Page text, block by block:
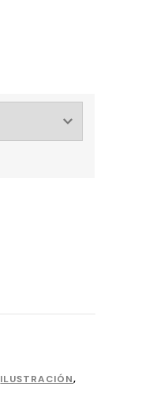
ILUSTRACIÓN,